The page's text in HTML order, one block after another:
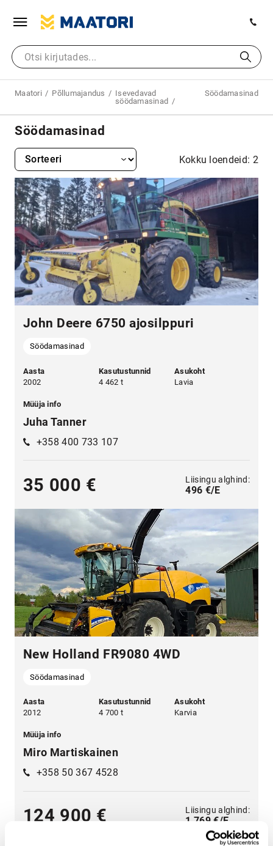
Maatori Põllumajandus
Isevedavad
söödamasinad
Söödamasinad
Söödamasinad
Kokku loendeid: 2
John Deere 6750 ajosilppuri
Söödamasinad
Aasta
2002
Kasutustunnid
4 462 t
Asukoht
Lavia
Müüja info
Juha Tanner
+358 400 733 107
35 000 € Liisingu alghind:
496 €/E
New Holland FR9080 4WD
Söödamasinad
Aasta
2012
Kasutustunnid
4 700 t
Asukoht
Karvia
Müüja info
Miro Martiskainen
+358 50 367 4528
124 900 € Liisingu alghind:
1 769 €/E